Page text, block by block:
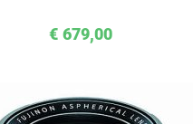
€ 679,00